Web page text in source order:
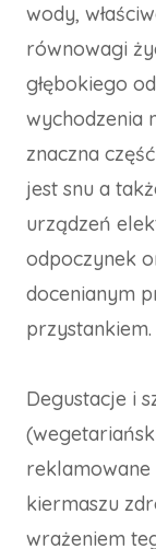
wody,
równowagi
głębokiego
wychodzenia
znaczna
jest snu a
urządzeń
odpoczynek
docenianym
przystankiem.
Degustacje i
kiermaszu
wrażeniem